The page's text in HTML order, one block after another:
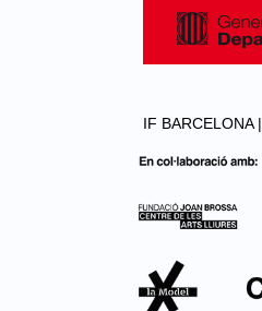
IF BARCELONA |